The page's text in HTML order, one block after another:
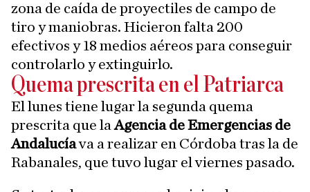
zona de caída de proyectiles de campo de
tiro y maniobras. Hicieron falta 200
efectivos y 18 medios aéreos para conseguir
controlarlo y extinguirlo.
Quema prescrita en el Patriarca
El lunes tiene lugar la segunda quema
prescrita que laAgencia de Emergencias de
Andalucíava a realizar en Córdoba tras la de
Rabanales, que tuvo lugar el viernes pasado.